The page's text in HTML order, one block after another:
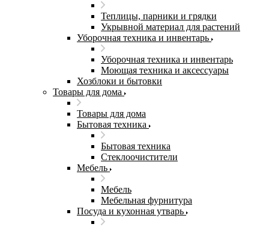
Теплицы, парники и грядки
Укрывной материал для растений
Уборочная техника и инвентарь
Уборочная техника и инвентарь
Моющая техника и аксессуары
Хозблоки и бытовки
Товары для дома
Товары для дома
Бытовая техника
Бытовая техника
Стеклоочистители
Мебель
Мебель
Мебельная фурнитура
Посуда и кухонная утварь